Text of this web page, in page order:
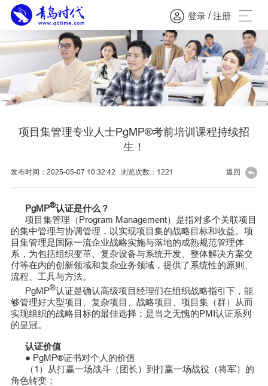
登录 / 注册
项目集管理专业人士PgMP®考前培训课程持续招
生！
发布时间：2025-05-07 10:32:42 浏览次数： 1221 返回
PgMP®认证是什么？
项目集管理（Program Management）是指对多个关联项目
的集中管理与协调管理，以实现项目集的战略目标和收益。项
目集管理是国际一流企业战略实施与落地的成熟规范管理体
系，为包括组织变革、复杂设备与系统开发、整体解决方案交
付等在内的创新领域和复杂业务领域，提供了系统性的原则、
流程、工具与方法。
PgMP®认证是确认高级项目经理们在组织战略指引下，能
够管理好大型项目、复杂项目、战略项目、项目集（群）从而
实现组织的战略目标的最佳选择；是当之无愧的PMI认证系列
的皇冠。
认证价值
● PgMP®证书对个人的价值
（1）从打赢一场战斗（团长）到打赢一场战役（将军）的
角色转变；